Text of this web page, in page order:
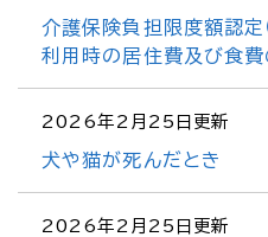
介護保険負担限度額認定
利用時の居住費及び食費
2026年2月25日更新
犬や猫が死んだとき
2026年2月25日更新